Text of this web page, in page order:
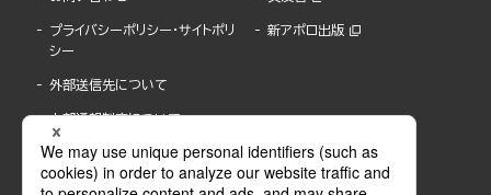
プライバシーポリシー・サイトポリ
シー
外部送信先について
内部通報制度について
新アポロ出版